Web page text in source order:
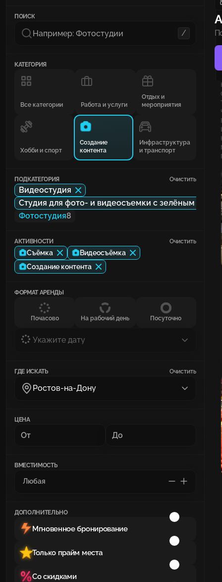
ПОИСК
/
КАТЕГОРИЯ
Все категории Работа и услуги
Отдых и
мероприятия
Хобби и спорт
Создание
контента
Инфраструктура
и транспорт
ПОДКАТЕГОРИЯ Очистить
Видеостудия
Студия для фото- и видеосъемки с зелёным
Фотостудия8
АКТИВНОСТИ Очистить
Съёмка
Видеосъёмка
Создание контента
ФОРМАТ АРЕНДЫ
Почасово На рабочий день Посуточно
Укажите дату
ГДЕ ИСКАТЬ Очистить
Ростов-на-Дону
ЦЕНА
ВМЕСТИМОСТЬ
ДОПОЛНИТЕЛЬНО
Мгновенное бронирование
Только прайм места
Со скидками